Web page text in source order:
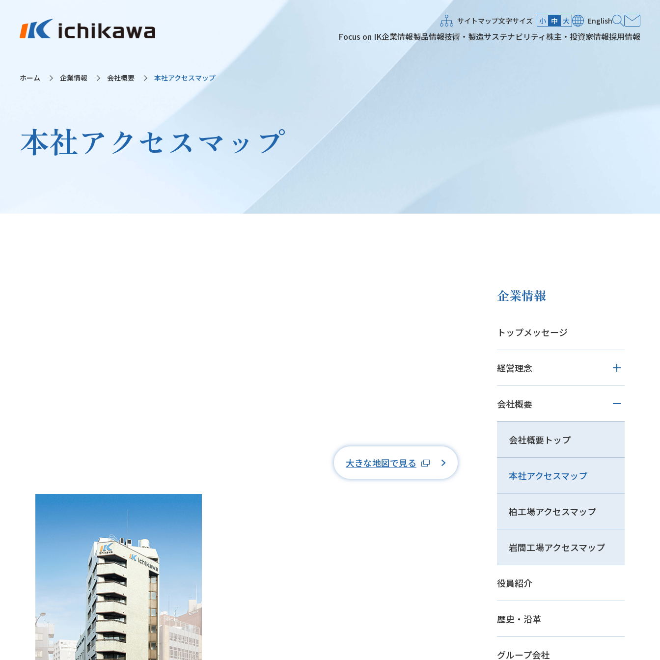
サイトマップ文字サイズ 小 中 大 English
Focus on IK企業情報製品情報技術・製造サステナビリティ株主・投資家情報採用情報
ホーム 企業情報 会社概要 本社アクセスマップ
本社アクセスマップ
大きな地図で見る
企業情報
トップメッセージ
経営理念
会社概要
会社概要トップ
本社アクセスマップ
柏工場アクセスマップ
岩間工場アクセスマップ
役員紹介
歴史・沿革
グループ会社